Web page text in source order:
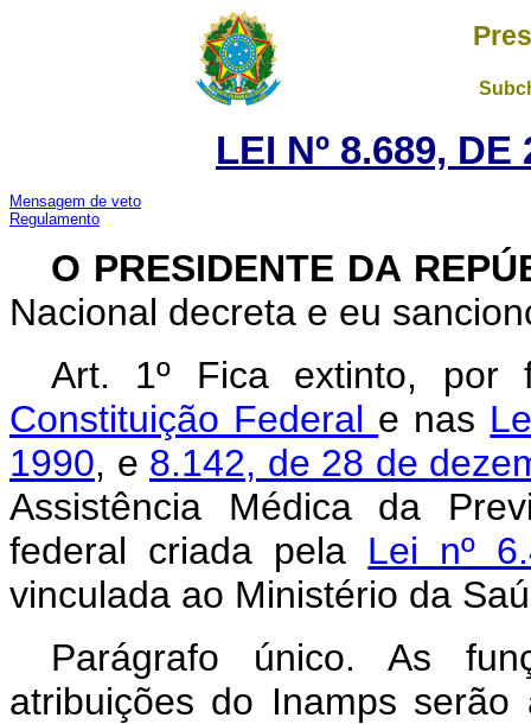
LEI Nº 8.689,
Mensagem de veto
Regulamento
O PRESIDENTE DA
Nacional decreta e eu
Art.
1º Fica extinto,
Constituição Federal e nas
1990, e 8.142, de 28 de
Assistência Médica da
federal criada pela Lei nº
vinculada ao Ministério da
Parágrafo único. As
atribuições do Inamps serão